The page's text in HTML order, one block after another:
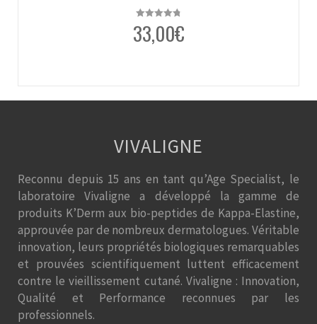
Note4.79
sur 5
33,00€
VIVALIGNE
Reconnu depuis 15 ans en tant qu’Age Specialist, le
laboratoire Vivaligne a développé la gamme de
produits K’Derm aux bio-peptides de Kappa-Elastine,
approuvée par de nombreux dermatologues. Véritable
innovation, leurs propriétés biologiques remarquables
et prouvées scientifiquement luttent efficacement
contre le vieillissement cutané. Vivaligne : Innovation,
Qualité et Performance reconnues par les
professionnels.